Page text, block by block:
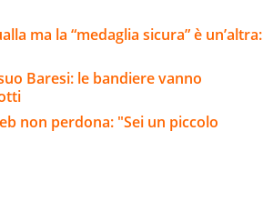
ma la “medaglia sicura” è un’altra:
Baresi: le bandiere vanno
non perdona: "Sei un piccolo